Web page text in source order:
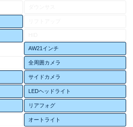
AW21インチ
全周囲カメラ
サイドカメラ
LEDヘッドライト
リアフォグ
オートライト